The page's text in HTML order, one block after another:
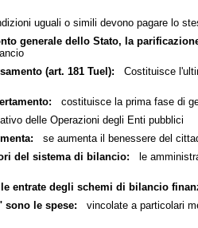
uguali o simili devono pagare lo
generale dello Stato, la
(art. 181 Tuel): Costituisce
costituisce la prima fase di
delle Operazioni degli Enti pubblici
se aumenta il benessere del
del sistema di bilancio: le
entrate degli schemi di bilancio
sono le spese: vincolate a particolari